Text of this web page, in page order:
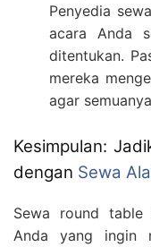
Penyedia
acara Anda
ditentukan.
mereka
agar
Kesimpulan:
dengan Sewa
Sewa round
Anda yang ingin